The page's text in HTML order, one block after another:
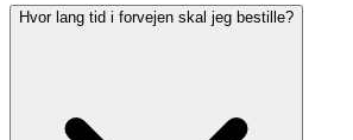
Hvor lang tid i forvejen skal jeg bestille?